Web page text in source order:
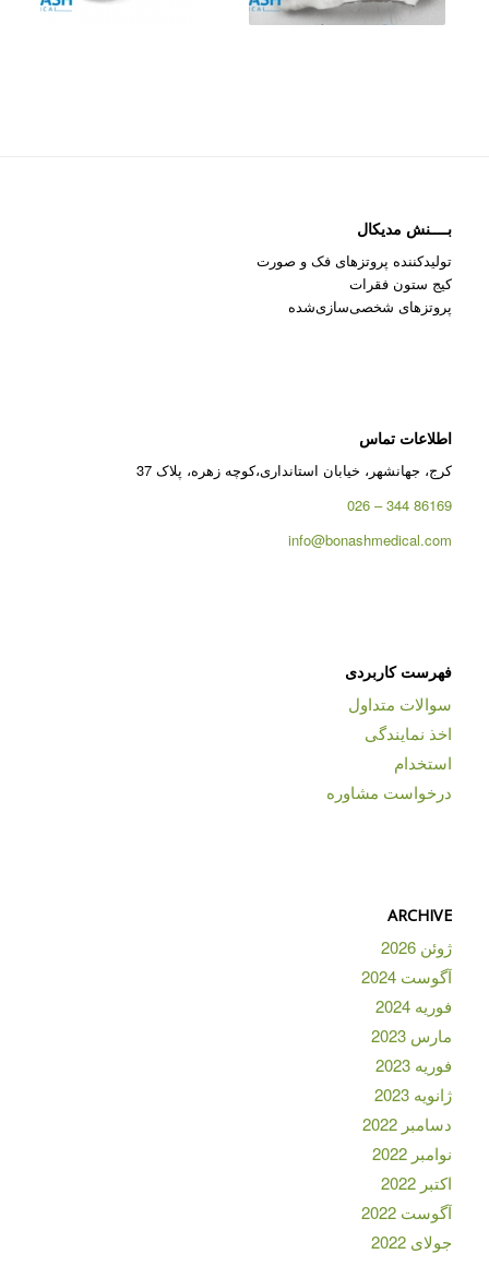
بــــنش مدیکال
تولیدکننده پروتزهای فک و صورت
کیج ستون فقرات
پروتزهای شخصی‌سازی‌شده
اطلاعات تماس
کرج، جهانشهر، خیابان استانداری،کوچه زهره، پلاک 37
86169 344 – 026
info@bonashmedical.com
فهرست کاربردی
سوالات متداول
اخذ نمایندگی
استخدام
درخواست مشاوره
ARCHIVE
ژوئن 2026
آگوست 2024
فوریه 2024
مارس 2023
فوریه 2023
ژانویه 2023
دسامبر 2022
نوامبر 2022
اکتبر 2022
آگوست 2022
جولای 2022